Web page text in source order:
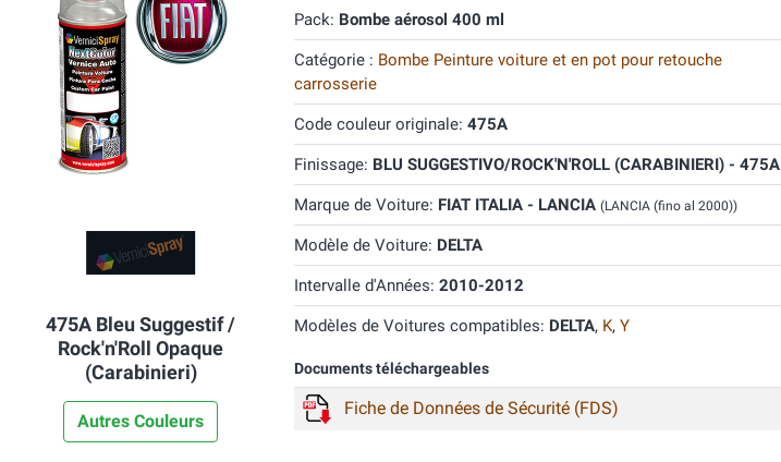
475A Bleu Suggestif /
Rock'n'Roll Opaque
(Carabinieri)
Autres Couleurs
Pack: Bombe aérosol 400 ml
Catégorie : Bombe Peinture voiture et en pot pour retouche
carrosserie
Code couleur originale: 475A
Finissage: BLU SUGGESTIVO/ROCK'N'ROLL (CARABINIERI) - 475A
Marque de Voiture: FIAT ITALIA - LANCIA (LANCIA (fino al 2000))
Modèle de Voiture: DELTA
Intervalle d'Années: 2010-2012
Modèles de Voitures compatibles: DELTA, K, Y
Documents téléchargeables
Fiche de Données de Sécurité (FDS)